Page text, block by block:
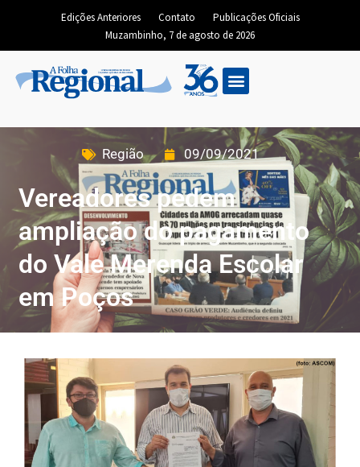
Edições Anteriores Contato
Publicações Oficiais
Muzambinho, 7 de agosto de 2026
Região 09/09/2021
Vereadores pedem
ampliação do pagamento
do Vale Merenda Escolar
em Poços